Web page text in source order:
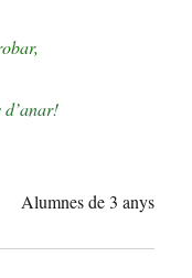
Alumnes de 3 anys